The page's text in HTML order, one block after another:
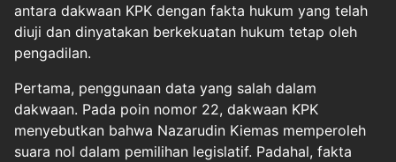
antara dakwaan KPK dengan fakta hukum yang telah
diuji dan dinyatakan berkekuatan hukum tetap oleh
pengadilan.
Pertama, penggunaan data yang salah dalam
dakwaan. Pada poin nomor 22, dakwaan KPK
menyebutkan bahwa Nazarudin Kiemas memperoleh
suara nol dalam pemilihan legislatif. Padahal, fakta